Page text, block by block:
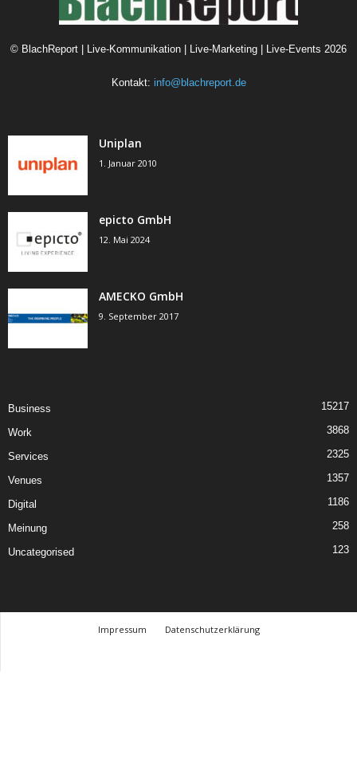
© BlachReport | Live-Kommunikation | Live-Marketing | Live-Events 2026
Kontakt: info@blachreport.de
Uniplan
1. Januar 2010
epicto GmbH
12. Mai 2024
AMECKO GmbH
9. September 2017
Business 15217
Work 3868
Services 2325
Venues 1357
Digital 1186
Meinung 258
Uncategorised 123
Impressum
Datenschutzerklärung